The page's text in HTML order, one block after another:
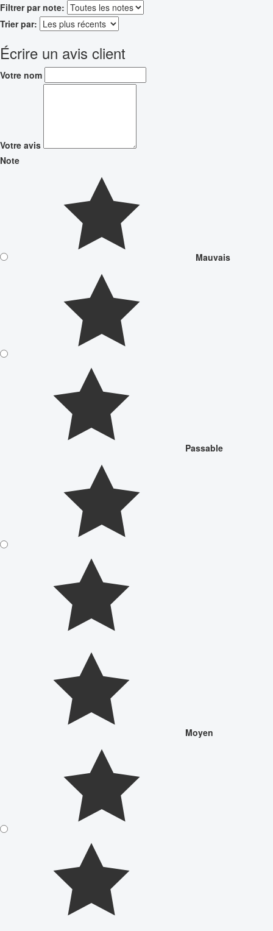
Filtrer par note:
Trier par:
Écrire un avis client
Votre nom
Votre avis
Note
Mauvais
Passable
Moyen